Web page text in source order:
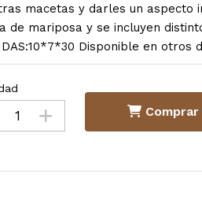
macetas y darles un aspecto
de mariposa y se incluyen
Disponible en otros
Comprar